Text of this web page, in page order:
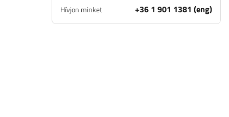
Hívjon minket +36 1 901 1381 (eng)